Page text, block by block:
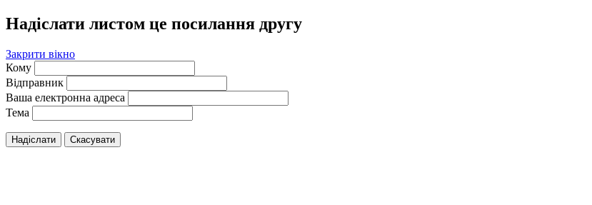
Надіслати листом це посилання другу
Закрити вікно
Кому
Відправник
Ваша електронна адреса
Тема
Надіслати Скасувати